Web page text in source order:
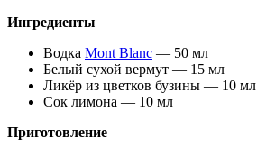
Ингредиенты
Водка Mont Blanc — 50 мл
Белый сухой вермут — 15 мл
Ликёр из цветков бузины — 10 мл
Сок лимона — 10 мл
Приготовление